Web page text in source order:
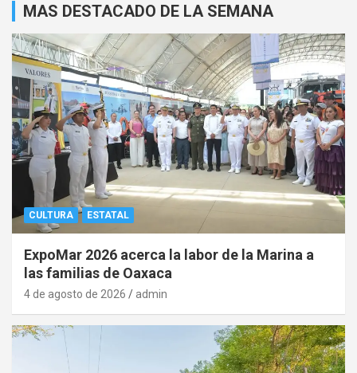
MAS DESTACADO DE LA SEMANA
CULTURA ESTATAL
ExpoMar 2026 acerca la labor de la Marina a
las familias de Oaxaca
4 de agosto de 2026 admin